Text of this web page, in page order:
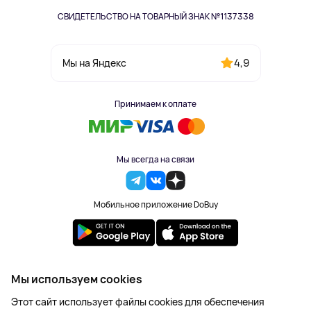
СВИДЕТЕЛЬСТВО НА ТОВАРНЫЙ ЗНАК №1137338
Мы на Яндекс 4,9
Принимаем к оплате
Мы всегда на связи
Мобильное приложение DoBuy
2023-2026 © DoBuy. Все права защищены
Правила обработки персональных данных
Пользовательское соглашение
Мы используем cookies
Этот сайт использует файлы cookies для обеспечения